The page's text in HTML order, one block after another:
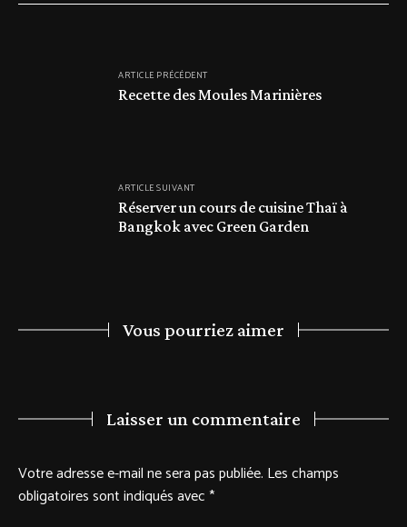
ARTICLE PRÉCÉDENT
Recette des Moules Marinières
ARTICLE SUIVANT
Réserver un cours de cuisine Thaï à
Bangkok avec Green Garden
Vous pourriez aimer
Laisser un commentaire
Votre adresse e-mail ne sera pas publiée. Les champs
obligatoires sont indiqués avec*